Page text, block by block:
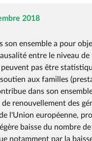
2018
son ensemble a pour
entre le niveau
pas être
aux familles
dans son
renouvellement des
l'Union européenne,
baisse du nombre
notamment par la